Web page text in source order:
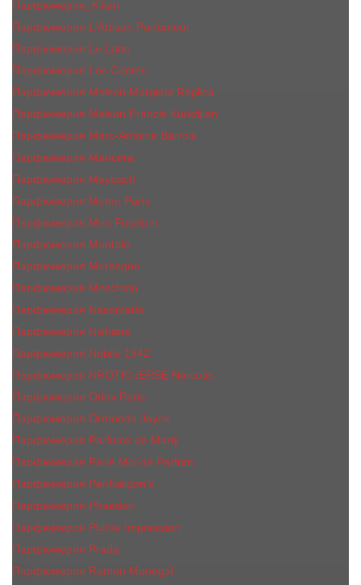
Парфюмерия_КiIiаn
Парфюмерия L'Artisan Parfumeur
Парфюмерия Le Labo
Парфюмерия Les Contes
Парфюмерия Maison Margiela Replica
Парфюмерия Maison Francis Kurkdjian
Парфюмерия Marc-Antoine Barrois
Парфюмерия Mancera
Парфюмерия Maybach
Парфюмерия Memo Paris
Парфюмерия Meo Fusciuni
Парфюмерия Montale
Парфюмерия Moresque
Парфюмерия Moschino
Парфюмерия Nasomatto
Парфюмерия Nishane
Парфюмерия Nobile 1942
Парфюмерия NROTICuERSE Narcotic
Парфюмерия Orlov Paris
Парфюмерия Ormonde Jayne
Парфюмерия Parfums de Marly
Парфюмерия Parle Moi de Parfum
Парфюмерия Penhaligon's
Парфюмерия Phaedon
Парфюмерия Plume Impression
Парфюмерия Prada
Парфюмерия Ramon Monegal